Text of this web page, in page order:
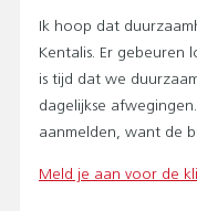
Ik hoop dat
Kentalis. Er gebeuren
is tijd dat we
dagelijkse
aanmelden, want de
Meld je aan voor de